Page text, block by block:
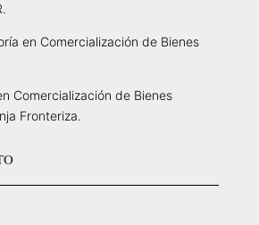
en Comercialización de Bienes
Comercialización de Bienes
Fronteriza.